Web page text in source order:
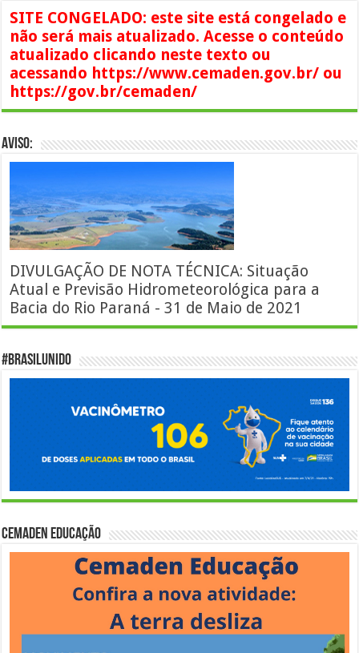
SITE CONGELADO: este site está congelado e
não será mais atualizado. Acesse o conteúdo
atualizado clicando neste texto ou
acessando https://www.cemaden.gov.br/ ou
https://gov.br/cemaden/
AVISO:
DIVULGAÇÃO DE NOTA TÉCNICA: Situação
Atual e Previsão Hidrometeorológica para a
Bacia do Rio Paraná - 31 de Maio de 2021
#BrasilUnido
Cemaden Educação